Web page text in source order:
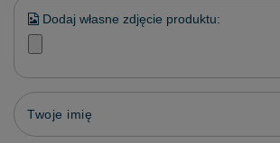
Dodaj własne zdjęcie produktu:
Twoje imię